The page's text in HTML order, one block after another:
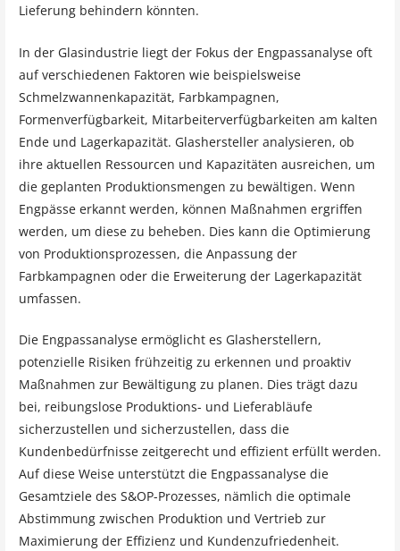
Lieferung behindern könnten.
In der Glasindustrie liegt der Fokus der Engpassanalyse oft
auf verschiedenen Faktoren wie beispielsweise
Schmelzwannenkapazität, Farbkampagnen,
Formenverfügbarkeit, Mitarbeiterverfügbarkeiten am kalten
Ende und Lagerkapazität. Glashersteller analysieren, ob
ihre aktuellen Ressourcen und Kapazitäten ausreichen, um
die geplanten Produktionsmengen zu bewältigen. Wenn
Engpässe erkannt werden, können Maßnahmen ergriffen
werden, um diese zu beheben. Dies kann die Optimierung
von Produktionsprozessen, die Anpassung der
Farbkampagnen oder die Erweiterung der Lagerkapazität
umfassen.
Die Engpassanalyse ermöglicht es Glasherstellern,
potenzielle Risiken frühzeitig zu erkennen und proaktiv
Maßnahmen zur Bewältigung zu planen. Dies trägt dazu
bei, reibungslose Produktions- und Lieferabläufe
sicherzustellen und sicherzustellen, dass die
Kundenbedürfnisse zeitgerecht und effizient erfüllt werden.
Auf diese Weise unterstützt die Engpassanalyse die
Gesamtziele des S&OP-Prozesses, nämlich die optimale
Abstimmung zwischen Produktion und Vertrieb zur
Maximierung der Effizienz und Kundenzufriedenheit.